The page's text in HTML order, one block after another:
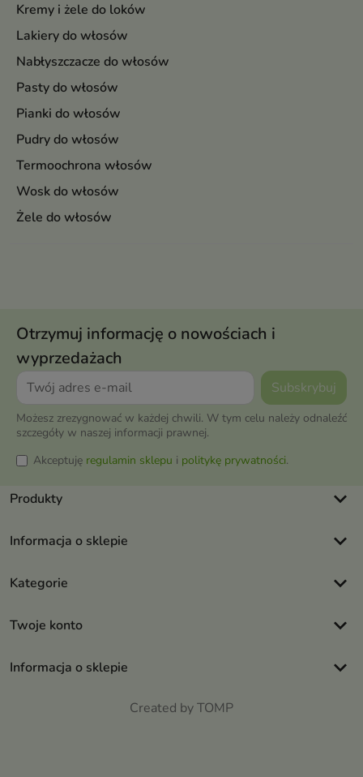
Kremy i żele do loków
Lakiery do włosów
Nabłyszczacze do włosów
Pasty do włosów
Pianki do włosów
Pudry do włosów
Termoochrona włosów
Wosk do włosów
Żele do włosów
Otrzymuj informację o nowościach i
wyprzedażach
Możesz zrezygnować w każdej chwili. W tym celu należy odnaleźć
szczegóły w naszej informacji prawnej.
Akceptuję regulamin sklepu i politykę prywatności.
Produkty keyboard_arrow_down
Informacja o sklepie keyboard_arrow_down
Kategorie keyboard_arrow_down
Twoje konto keyboard_arrow_down
Informacja o sklepie keyboard_arrow_down
Created by TOMP